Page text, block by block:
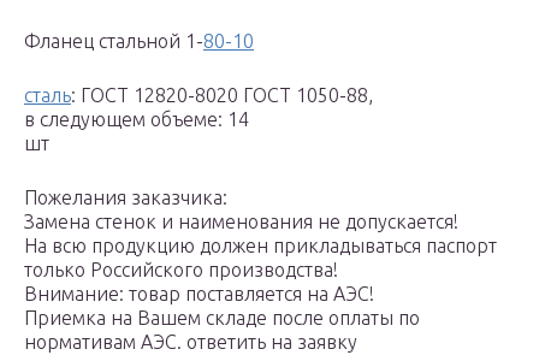
Фланец стальной 1-80-10
сталь: ГОСТ 12820-8020 ГОСТ 1050-88,
в следующем объеме: 14
шт
Пожелания заказчика:
Замена стенок и наименования не допускается!
На всю продукцию должен прикладываться паспорт
только Российского производства!
Внимание: товар поставляется на АЭС!
Приемка на Вашем складе после оплаты по
нормативам АЭС. ответить на заявку